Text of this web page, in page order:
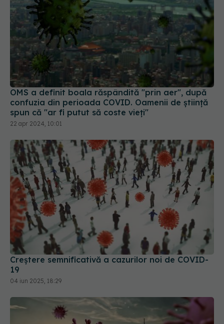
OMS a definit boala răspândită "prin aer", după
confuzia din perioada COVID. Oamenii de știință
spun că "ar fi putut să coste vieți"
22 apr 2024, 10:01
Creștere semnificativă a cazurilor noi de COVID-
19
04 iun 2025, 18:29